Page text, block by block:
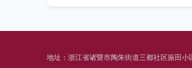
地址：浙江省诸暨市陶朱街道三都社区振田小